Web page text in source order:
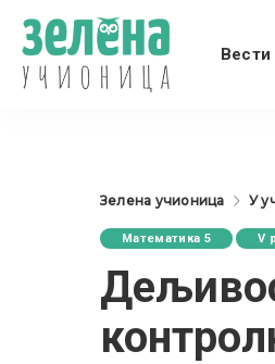
Вести
Зелена учионица У
Математика 5 V